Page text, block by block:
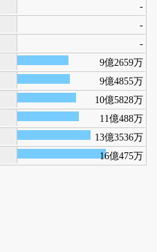
-
-
-
9億2659万
9億4855万
10億5828万
11億488万
13億3536万
16億475万